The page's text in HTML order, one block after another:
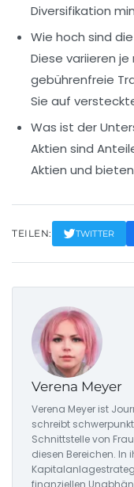
Diversifikation
Wie hoch sind
Diese variieren
gebührenfreie
Sie auf
Was ist der
Aktien sind
Aktien und
TEILEN: TWITTER
Verena Meyer
Verena Meyer ist
schreibt
Schnittstelle von
diesen Bereichen. In
finanziellen